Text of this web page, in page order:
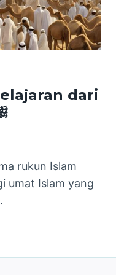
dari
rukun Islam
umat Islam yang